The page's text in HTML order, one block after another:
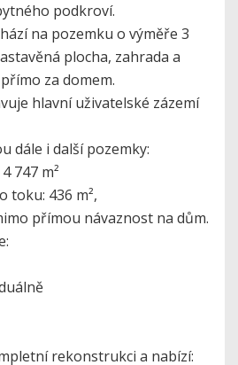
podkroví.
na pozemku o výměře 3
plocha, zahrada a
za domem.
hlavní uživatelské zázemí
dále i další pozemky:
747 m²
toku: 436 m²,
přímou návaznost na dům.
rekonstrukci a nabízí: